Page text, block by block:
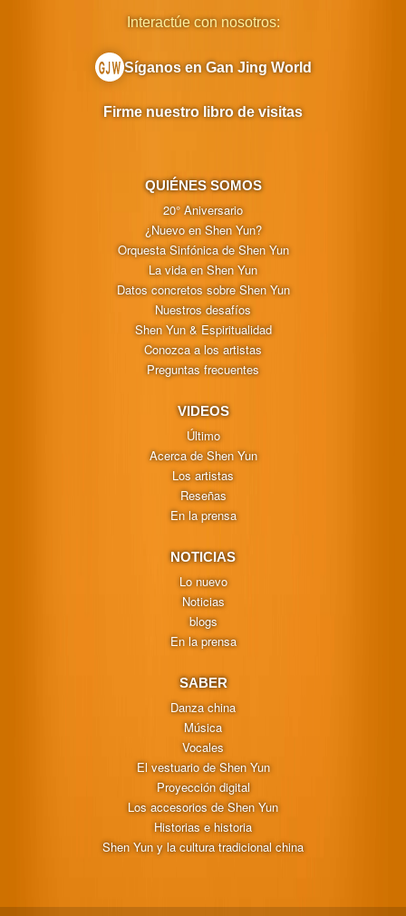
QUIÉNES SOMOS
20° Aniversario
¿Nuevo en Shen Yun?
Orquesta Sinfónica de Shen Yun
La vida en Shen Yun
Datos concretos sobre Shen Yun
Nuestros desafíos
Shen Yun & Espiritualidad
Conozca a los artistas
Preguntas frecuentes
VIDEOS
Último
Acerca de Shen Yun
Los artistas
Reseñas
En la prensa
NOTICIAS
Lo nuevo
Noticias
blogs
En la prensa
SABER
Danza china
Música
Vocales
El vestuario de Shen Yun
Proyección digital
Los accesorios de Shen Yun
Historias e historia
Shen Yun y la cultura tradicional china
Interactúe con nosotros:
Síganos en Gan Jing World
Firme nuestro libro de visitas